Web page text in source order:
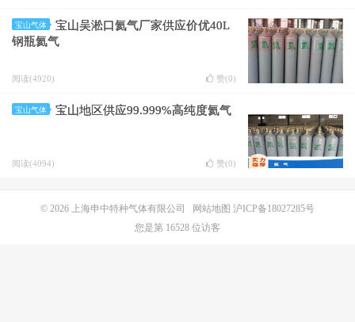
宝山气体
宝山吴淞口氦气厂家供应价优40L
钢瓶氦气
阅读(4920) 赞(0)
宝山气体 宝山地区供应99.999%高纯度氦气
阅读(4094) 赞(0)
© 2026 上海申中特种气体有限公司 网站地图 沪ICP备18027285号
您是第 16528 位访客